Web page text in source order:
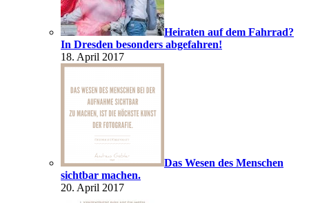
Heiraten auf dem Fahrrad?
In Dresden besonders abgefahren!
18. April 2017
Das Wesen des Menschen
sichtbar machen.
20. April 2017